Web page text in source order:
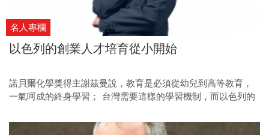
名人專欄
以色列的創業人才培育從小開始
諾貝爾化學獎得主謝茲曼說，教育是必須從幼兒到高等教育，
一氣呵成的終身學習； 台灣需要這樣的學習機制，而以色列的